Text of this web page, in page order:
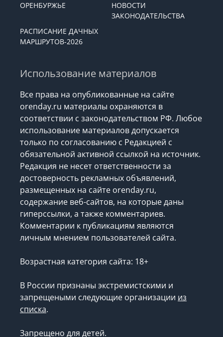
ОРЕНБУРЖЬЕ
НОВОСТИ
ЗАКОНОДАТЕЛЬСТВА
РАСПИСАНИЕ ДАЧНЫХ
МАРШРУТОВ-2026
Использование материалов
Все права на опубликованные на сайте
orenday.ru материалы охраняются в
соответствии с законодательством РФ. Любое
использование материалов допускается
только по согласованию с Редакцией с
обязательной активной ссылкой на источник.
Редакция не несет ответственности за
достоверность рекламных объявлений,
размещенных на сайте orenday.ru,
содержание веб-сайтов, на которые даны
гиперссылки, а также комментариев.
Комментарии к публикациям являются
личным мнением пользователей сайта.
Возрастная категория сайта: 18+
В России признаны экстремистскими и
запрещеными следующие организации из
списка.
Запрещено для детей.